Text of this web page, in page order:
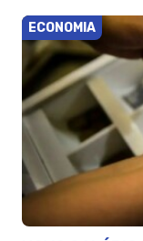
ECONOMIA